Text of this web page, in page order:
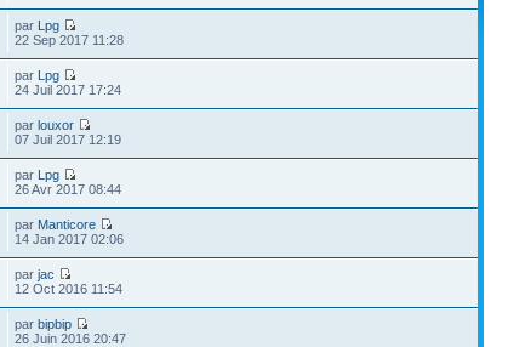
par Lpg
22 Sep 2017 11:28
par Lpg
24 Juil 2017 17:24
parlouxor
07 Juil 2017 12:19
par Lpg
26 Avr 2017 08:44
par Manticore
14 Jan 2017 02:06
parjac
12 Oct 2016 11:54
parbipbip
26 Juin 2016 20:47